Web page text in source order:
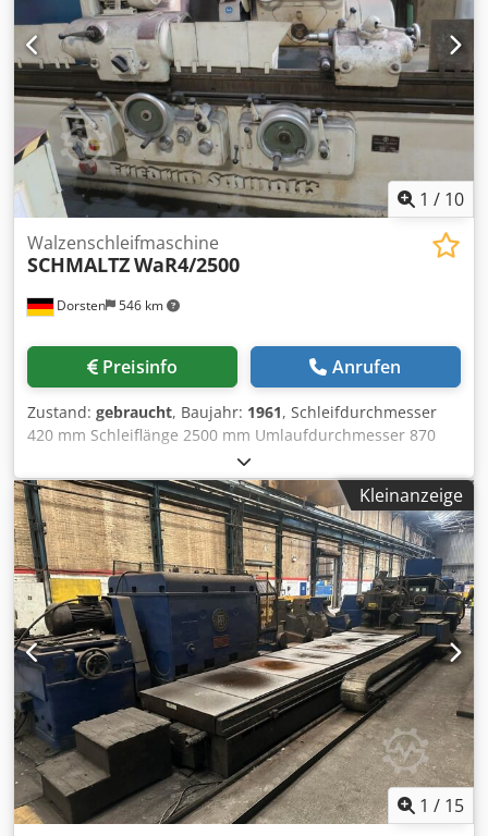
1 / 10
Dorsten 546 km
Walzenschleifmaschine
SCHMALTZWaR4/2500
Preisinfo Anrufen
Zustand: gebraucht, Baujahr: 1961, Schleifdurchmesser
420 mm Schleiflänge 2500 mm Umlaufdurchmesser 870
mm Spitzenweite 2700 mm Werkstückdrehzahlen 1-164
U/min Gesamtleistungsbedarf 50 kW Die techn. Daten sind
Hersteller- bzw. Betreiberangaben und daher für uns
Dkodpsyqvt Hsfx Acqsr unverbindlich. Einen
Zwischenverkauf behalten wir uns vor; es gelten
ausschließlich unsere Geschäfts- und
Verkaufsbedingungen. Über uns mehr als 400 eigene
Maschinen im Lager über 15.000 m² Lagerfläche,
Krankapazität 70 t mehr als 10.000 Artikel Zubehör für Ihre
Werkstatt Sie wollen Maschinen Produktionslinien oder
Ihren Betrieb verkaufen, dann sprechen Sie uns an.
Weitere Angebote finden Sie auf unserer Webseite.
Besichtigungen sind nach Absprache möglich. Wir freuen
uns auf Ihren Besuch. Ihr Markus Hirsch Team
Kleinanzeige
1 / 15